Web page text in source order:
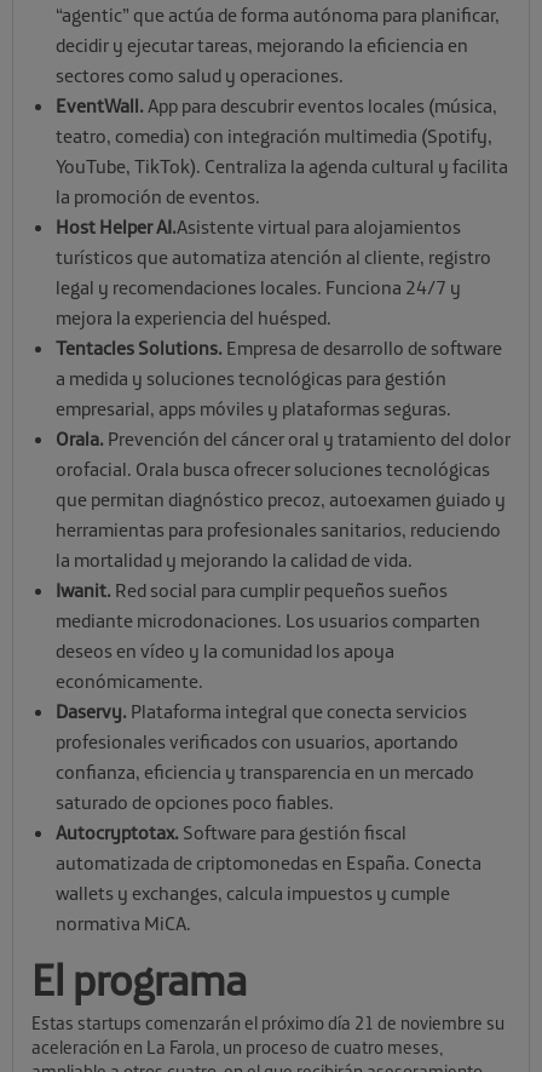
“agentic” que actúa de forma autónoma para planificar,
decidir y ejecutar tareas, mejorando la eficiencia en
sectores como salud y operaciones.
EventWall. App para descubrir eventos locales (música,
teatro, comedia) con integración multimedia (Spotify,
YouTube, TikTok). Centraliza la agenda cultural y facilita
la promoción de eventos.
Host Helper AI.Asistente virtual para alojamientos
turísticos que automatiza atención al cliente, registro
legal y recomendaciones locales. Funciona 24/7 y
mejora la experiencia del huésped.
Tentacles Solutions. Empresa de desarrollo de software
a medida y soluciones tecnológicas para gestión
empresarial, apps móviles y plataformas seguras.
Orala. Prevención del cáncer oral y tratamiento del dolor
orofacial. Orala busca ofrecer soluciones tecnológicas
que permitan diagnóstico precoz, autoexamen guiado y
herramientas para profesionales sanitarios, reduciendo
la mortalidad y mejorando la calidad de vida.
Iwanit. Red social para cumplir pequeños sueños
mediante microdonaciones. Los usuarios comparten
deseos en vídeo y la comunidad los apoya
económicamente.
Daservy. Plataforma integral que conecta servicios
profesionales verificados con usuarios, aportando
confianza, eficiencia y transparencia en un mercado
saturado de opciones poco fiables.
Autocryptotax. Software para gestión fiscal
automatizada de criptomonedas en España. Conecta
wallets y exchanges, calcula impuestos y cumple
normativa MiCA.
El programa
Estas startups comenzarán el próximo día 21 de noviembre su
aceleración en La Farola, un proceso de cuatro meses,